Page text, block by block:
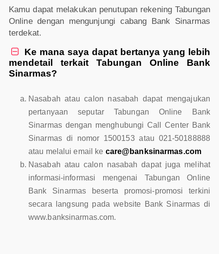
Kamu dapat melakukan penutupan rekening Tabungan
Online dengan mengunjungi cabang Bank Sinarmas
terdekat.

Ke mana saya dapat bertanya yang lebih
mendetail terkait Tabungan Online Bank
Sinarmas?
Nasabah atau calon nasabah dapat mengajukan
pertanyaan seputar Tabungan Online Bank
Sinarmas dengan menghubungi Call Center Bank
Sinarmas di nomor 1500153 atau 021-50188888
atau melalui email ke care@banksinarmas.com
Nasabah atau calon nasabah dapat juga melihat
informasi-informasi mengenai Tabungan Online
Bank Sinarmas beserta promosi-promosi terkini
secara langsung pada website Bank Sinarmas di
www.banksinarmas.com.